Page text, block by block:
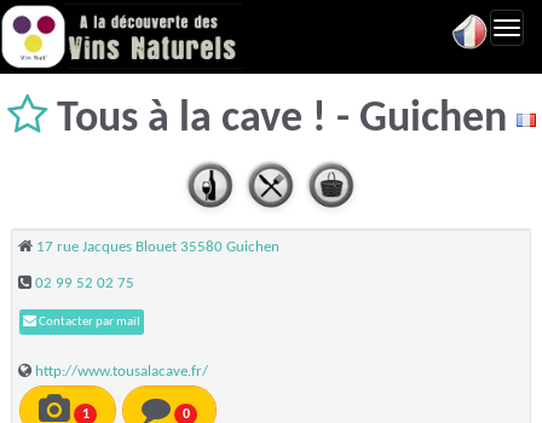
Tous à la cave ! - Guichen
17 rue Jacques Blouet 35580 Guichen
02 99 52 02 75
Contacter par mail
http://www.tousalacave.fr/
1 0